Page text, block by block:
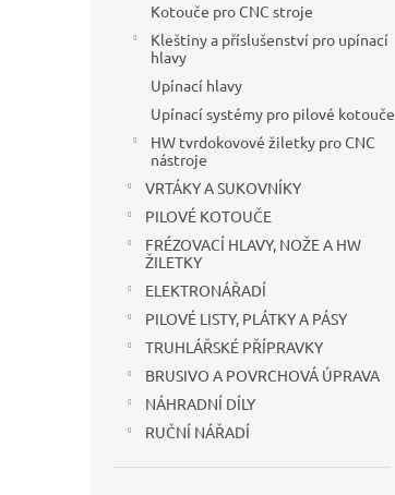
Kotouče pro CNC stroje
Kleštiny a příslušenství pro upínací
hlavy
Upínací hlavy
Upínací systémy pro pilové kotouče
HW tvrdokovové žiletky pro CNC
nástroje
VRTÁKY A SUKOVNÍKY
PILOVÉ KOTOUČE
FRÉZOVACÍ HLAVY, NOŽE A HW
ŽILETKY
ELEKTRONÁŘADÍ
PILOVÉ LISTY, PLÁTKY A PÁSY
TRUHLÁŘSKÉ PŘÍPRAVKY
BRUSIVO A POVRCHOVÁ ÚPRAVA
NÁHRADNÍ DÍLY
RUČNÍ NÁŘADÍ